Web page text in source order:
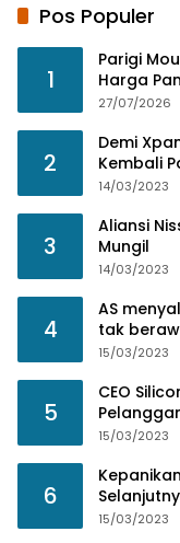
Pos Populer
1
Parigi
Harga
27/07/2026
2
Demi
Kembali
14/03/2023
3
Aliansi
Mungil
14/03/2023
4
AS
tak
15/03/2023
5
CEO
Mereka
15/03/2023
6
15/03/2023